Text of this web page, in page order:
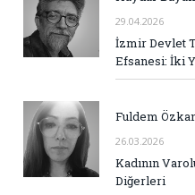
29.04.2026
İzmir Devlet
Efsanesi: İki
Fuldem
26.03.2026
Kadının
Diğerleri